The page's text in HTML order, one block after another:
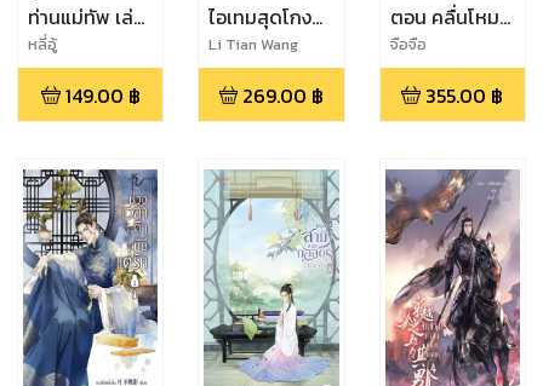
ท่านแม่ทัพ เล่ม
1
หลี่อู้
149.00 ฿
ไอเทมสุดโกง
ลูกค้าสุดกาว
เล่ม 12
Li Tian Wang
Liang
269.00 ฿
ตอน คลื่นโหม
พายุกระหน่ำ
จือจือ
355.00 ฿